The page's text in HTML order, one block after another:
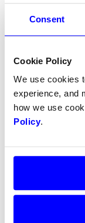
Consent
Cookie Policy
We use cookies
experience, and
how we use
Policy.
på
Trykk på
belaste
denne
kunden
Bekreft
nettbutikken,
alle de siste